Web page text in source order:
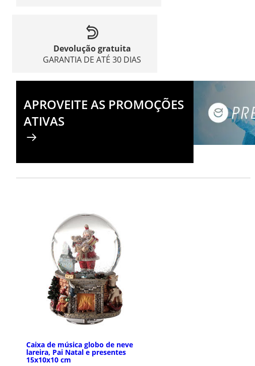
Devolução gratuita
GARANTIA DE ATÉ 30 DIAS
APROVEITE AS PROMOÇÕES
ATIVAS
Caixa de música globo de neve
lareira, Pai Natal e presentes
15x10x10 cm